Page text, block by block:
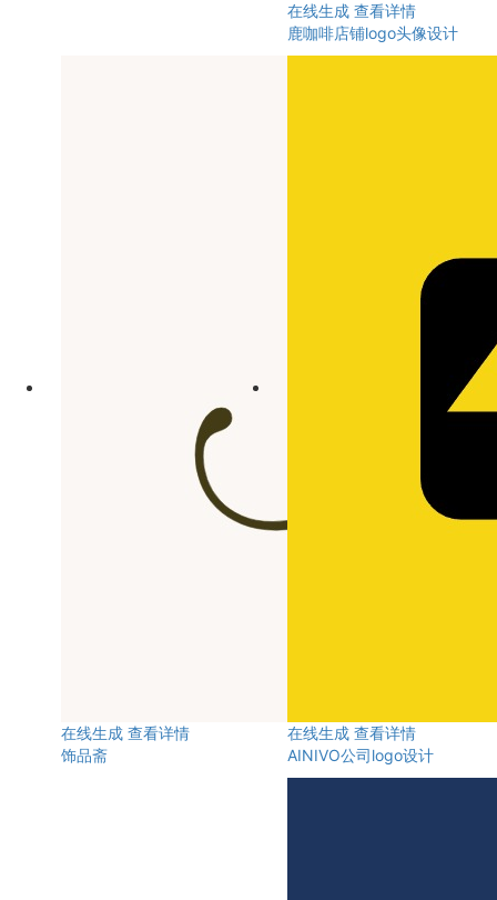
在线生成 查看详情
鹿咖啡店铺logo头像设计
在线生成 查看详情
饰品斋
在线生成 查看详情
AINIVO公司logo设计